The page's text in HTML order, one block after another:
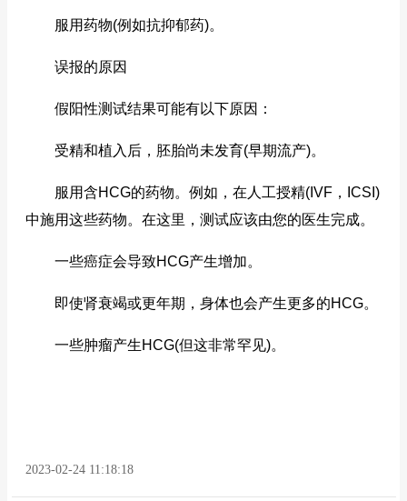
服用药物(例如抗抑郁药)。
误报的原因
假阳性测试结果可能有以下原因：
受精和植入后，胚胎尚未发育(早期流产)。
服用含HCG的药物。例如，在人工授精(IVF，ICSI)
中施用这些药物。在这里，测试应该由您的医生完成。
一些癌症会导致HCG产生增加。
即使肾衰竭或更年期，身体也会产生更多的HCG。
一些肿瘤产生HCG(但这非常罕见)。
2023-02-24 11:18:18